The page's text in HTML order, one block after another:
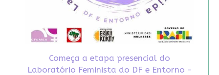
Começa a etapa presencial do
Laboratório Feminista do DF e Entorno -